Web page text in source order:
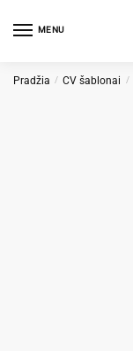
MENU
Pradžia / CV šablonai /